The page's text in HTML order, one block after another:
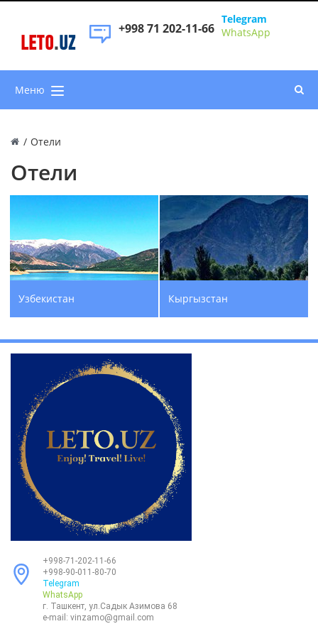
LETO.UZ
+998 71 202-11-66
Telegram
WhatsApp
Меню
/ Отели
Отели
Узбекистан Кыргызстан
+998-71-202-11-66
+998-90-011-80-70
Telegram
WhatsApp
г. Ташкент, ул.Садык Азимова 68
e-mail: vinzamo@gmail.com